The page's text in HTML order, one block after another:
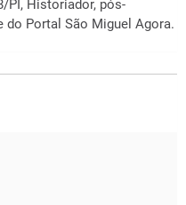
PI, Historiador, pós-
do Portal São Miguel Agora.